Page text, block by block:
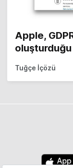
Apple,
oluşturduğu
Tuğçe İçözü